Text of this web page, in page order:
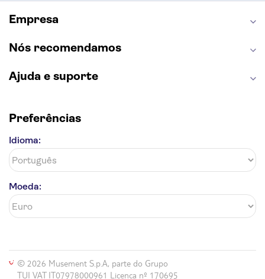
Empresa
Nós recomendamos
Ajuda e suporte
Preferências
Idioma:
Moeda:
© 2026 Musement S.p.A, parte do Grupo
TUI VAT IT07978000961 Licença nº 170695